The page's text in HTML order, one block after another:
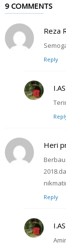
9 COMMENTS
Reza
Reply
I.AS
Heri
Reply
I.AS